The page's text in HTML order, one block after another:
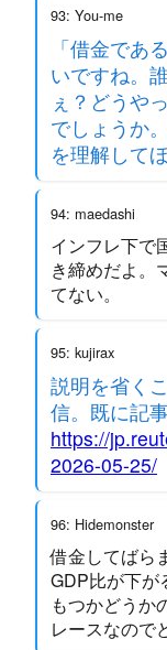
93: You-me
「借金であ
いですね。
ぇ？どうや
でしょうか
を理解して
94: maedashi
インフレ下で
き締めだよ。
てない。
95: kujirax
説明を省く
信。既に記
https://
2026-05-25/
96: Hidemonster
借金してばら
GDP比が下が
もつかどうか
レースなので